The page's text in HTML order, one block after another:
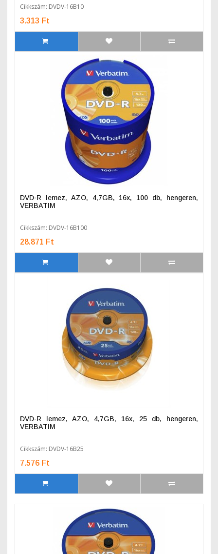
Cikkszám: DVDV-16B10
3.313 Ft
DVD-R lemez, AZO, 4,7GB, 16x, 100 db, hengeren,
VERBATIM
Cikkszám: DVDV-16B100
28.871 Ft
DVD-R lemez, AZO, 4,7GB, 16x, 25 db, hengeren,
VERBATIM
Cikkszám: DVDV-16B25
7.576 Ft